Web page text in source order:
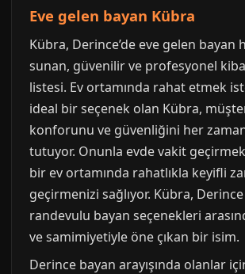
Eve gelen bayan Kübra
Kübra, Derince’de eve gelen bayan
sunan, güvenilir ve profesyonel
listesi. Ev ortamında rahat etmek
ideal bir seçenek olan Kübra,
konforunu ve güvenliğini her
tutuyor. Onunla evde vakit
bir ev ortamında rahatlıkla keyifli
geçirmenizi sağlıyor. Kübra,
randevulu bayan seçenekleri
ve samimiyetiyle öne çıkan bir isim.
Derince bayan arayışında olanlar